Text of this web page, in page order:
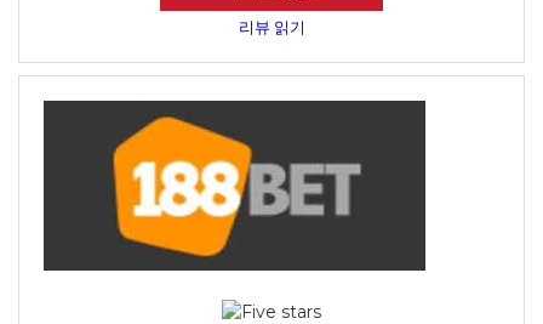
리뷰 읽기